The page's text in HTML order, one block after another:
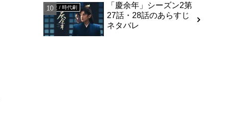
歴史 / 時代劇
「慶余年」シーズン2第
27話・28話のあらすじ
ネタバレ